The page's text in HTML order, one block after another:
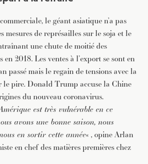
le géant asiatique n’a pas
mesures de représailles sur le soja et le
une chute de moitié des
2018. Les ventes à l’export se sont en
passé mais le regain de tensions avec la
pire. Donald Trump accuse la Chine
du nouveau coronavirus.
est très vulnérable en ce
avons une bonne saison, nous
en sortir cette année« , opine Arlan
en chef des matières premières chez